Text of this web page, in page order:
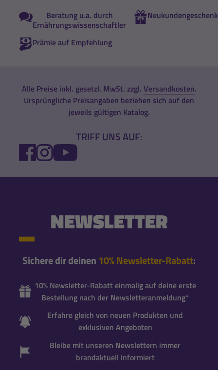
Beratung u.a. durch
Ernährungswissenschaftler
Neukundengeschenk
Prämie auf Empfehlung
Alle Preise inkl. gesetzl. MwSt. zzgl. Versandkosten.
Ursprüngliche Preisangaben beziehen sich auf den
jeweils gültigen Katalog.
TRIFF UNS AUF:
FACEBOOK
INSTAGRAM
YOUTUBE
NEWSLETTER
Sichere dir deinen 10% Newsletter-Rabatt:
10% Newsletter-Rabatt einmalig auf deine erste
Bestellung nach der Newsletteranmeldung*
Erfahre gleich von neuen Produkten und
exklusiven Angeboten
Bleibe mit unseren Newslettern immer
brandaktuell informiert